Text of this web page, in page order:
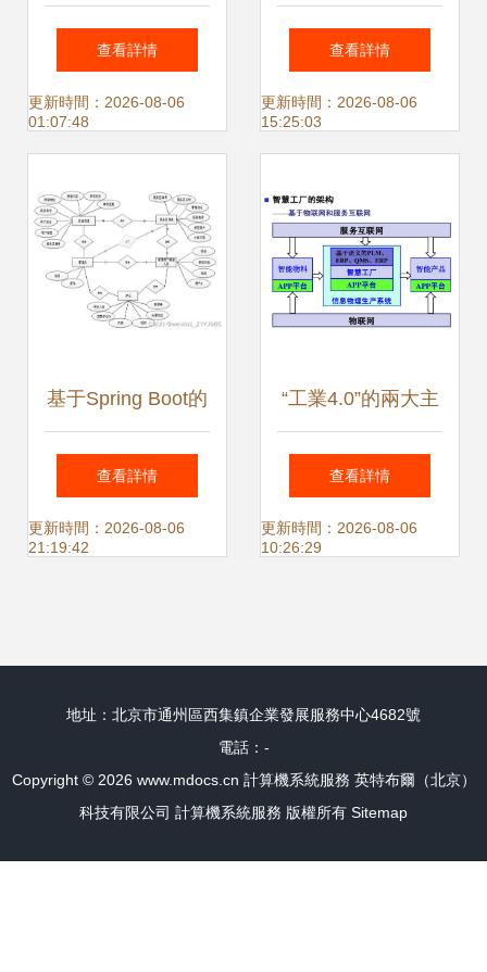
統服務 北京龍人計
算機系統工程集團
系統服務概覽
查看詳情
更新時間：2026-08-06
01:07:48
校園生活服務助手
設計與實現
查看詳情
更新時間：2026-08-06
15:25:03
基于Spring Boot的
服務器網絡維護預
約系統設計與實現
查看詳情
更新時間：2026-08-06
21:19:42
“工業4.0”的兩大主
題與計算機系統服
務
查看詳情
更新時間：2026-08-06
10:26:29
地址：北京市通州區西集鎮企業發展服務中心4682號
電話：-
Copyright © 2026 www.mdocs.cn 計算機系統服務 英特布爾（北京）
科技有限公司 計算機系統服務 版權所有 Sitemap